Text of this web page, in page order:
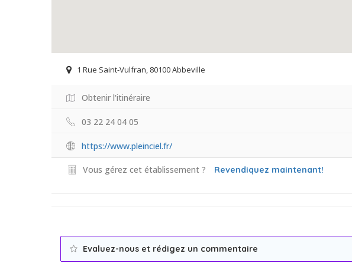
1 Rue Saint-Vulfran, 80100 Abbeville
Obtenir l'itinéraire
03 22 24 04 05
https://www.pleinciel.fr/
Vous gérez cet établissement ? Revendiquez maintenant!
Evaluez-nous et rédigez un commentaire